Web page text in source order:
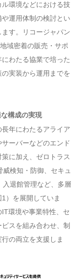
環境などにおける技
運用体制の検討とい
す。リコージャパン
域密着の販売・サポ
わたる協業で培った
実装から運用までを
構成の実現
年にわたるアライア
ーバーなどのエンド
に加え、ゼロトラス
検知・防御、セキュ
入退館管理など、多層
）を展開していま
環境や事業特性、セ
スを組み合わせ、制
の両立を支援しま